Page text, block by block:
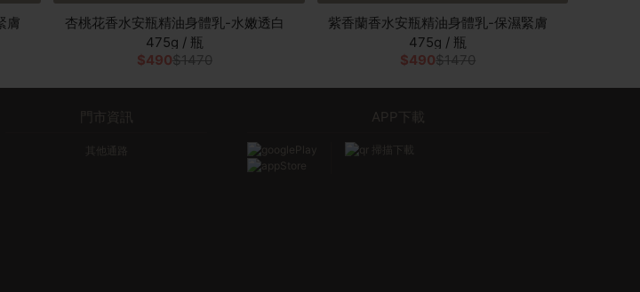
膚
杏桃花香水安瓶精油身體乳-水嫩透白
475g / 瓶
$490$1470
紫香蘭香水安瓶精油身體乳-保濕緊膚
475g / 瓶
$490$1470
門市資訊
其他通路
APP下載
掃描下載